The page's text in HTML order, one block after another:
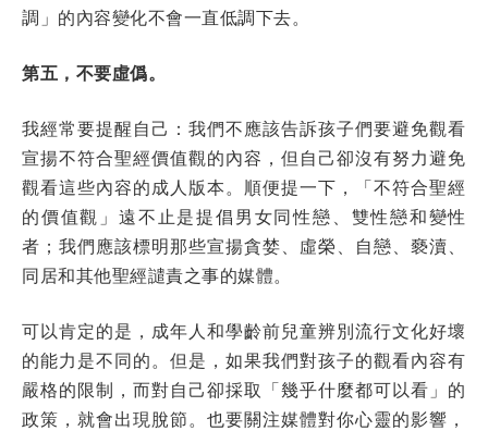
調」的內容變化不會一直低調下去。
第五，不要虛僞。
我經常要提醒自己：我們不應該告訴孩子們要避免觀看
宣揚不符合聖經價值觀的內容，但自己卻沒有努力避免
觀看這些內容的成人版本。順便提一下，「不符合聖經
的價值觀」遠不止是提倡男女同性戀、雙性戀和變性
者；我們應該標明那些宣揚貪婪、虛榮、自戀、褻瀆、
同居和其他聖經譴責之事的媒體。
可以肯定的是，成年人和學齡前兒童辨別流行文化好壞
的能力是不同的。但是，如果我們對孩子的觀看內容有
嚴格的限制，而對自己卻採取「幾乎什麼都可以看」的
政策，就會出現脫節。也要關注媒體對你心靈的影響，